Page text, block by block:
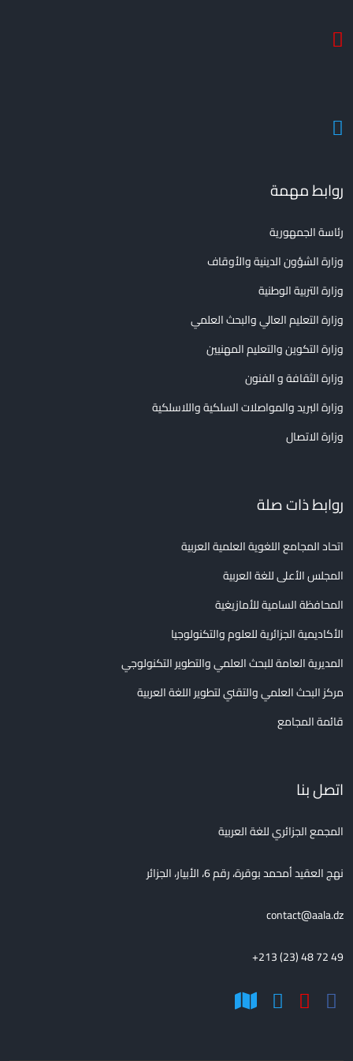
روابط مهمة
رئاسة الجمهورية
وزارة الشؤون الدينية والأوقاف
وزارة التربية الوطنية
وزارة التعليم العالي والبحث العلمي
وزارة التكوين والتعليم المهنيين
وزارة الثقافة و الفنون
وزارة البريد والمواصلات السلكية واللاسلكية
وزارة الاتصال
روابط ذات صلة
اتحاد المجامع اللغوية العلمية العربية
المجلس الأعلى للغة العربية
المحافظة السامية للأمازيغية
الأكاديمية الجزائرية للعلوم والتكنولوجيا
المديرية العامة للبحث العلمي والتطوير التكنولوجي
مركز البحث العلمي والتقني لتطوير اللغة العربية
قائمة المجامع
اتصل بنا
المجمع الجزائري للغة العربية
نهج العقيد أمحمد بوقرة، رقم 6، الأبيار، الجزائر
contact@aala.dz
+213 (23) 48 72 49